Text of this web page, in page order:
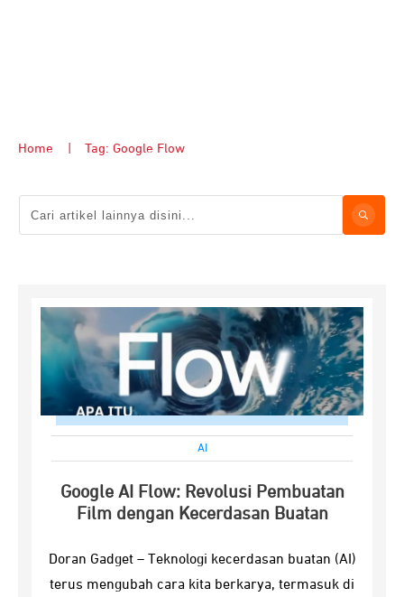
Home Tag: Google Flow
AI
Google AI Flow: Revolusi Pembuatan
Film dengan Kecerdasan Buatan
Doran Gadget – Teknologi kecerdasan buatan (AI)
terus mengubah cara kita berkarya, termasuk di